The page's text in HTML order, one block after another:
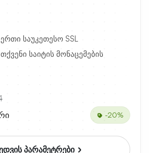
საუკეთესო SSL
საიტის მონაცემების
-20%
პარამეტრები